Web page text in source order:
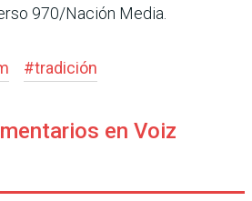
970/Nación Media.
#tradición
en Voiz